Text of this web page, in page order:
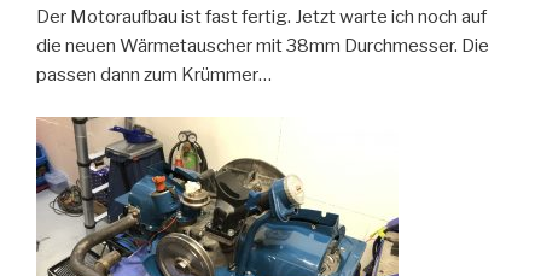
Der Motoraufbau ist fast fertig. Jetzt warte ich noch auf
die neuen Wärmetauscher mit 38mm Durchmesser. Die
passen dann zum Krümmer…